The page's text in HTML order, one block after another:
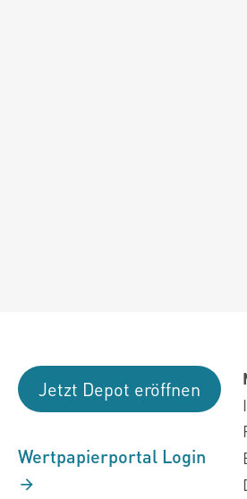
Jetzt Depot eröffnen
Wertpapierportal Login